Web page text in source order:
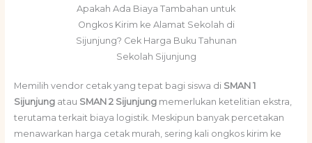
Apakah Ada Biaya Tambahan untuk
Ongkos Kirim ke Alamat Sekolah di
Sijunjung? Cek Harga Buku Tahunan
Sekolah Sijunjung
Memilih vendor cetak yang tepat bagi siswa di SMAN 1
Sijunjungatau SMAN 2 Sijunjungmemerlukan ketelitian ekstra,
terutama terkait biaya logistik. Meskipun banyak percetakan
menawarkan harga cetak murah, sering kali ongkos kirim ke